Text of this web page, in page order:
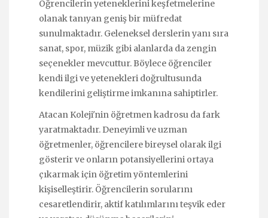
Öğrencilerin yeteneklerini keşfetmelerine
olanak tanıyan geniş bir müfredat
sunulmaktadır. Geleneksel derslerin yanı sıra
sanat, spor, müzik gibi alanlarda da zengin
seçenekler mevcuttur. Böylece öğrenciler
kendi ilgi ve yetenekleri doğrultusunda
kendilerini geliştirme imkanına sahiptirler.
Atacan Koleji'nin öğretmen kadrosu da fark
yaratmaktadır. Deneyimli ve uzman
öğretmenler, öğrencilere bireysel olarak ilgi
gösterir ve onların potansiyellerini ortaya
çıkarmak için öğretim yöntemlerini
kişiselleştirir. Öğrencilerin sorularını
cesaretlendirir, aktif katılımlarını teşvik eder